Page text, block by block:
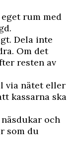
rum med
Dela inte
Om det
resten av
via nätet eller
kassarna ska
och
som du